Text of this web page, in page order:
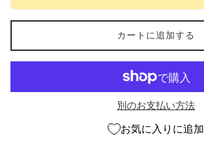
カートに追加する
別のお支払い方法
お気に入りに追加